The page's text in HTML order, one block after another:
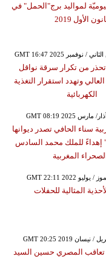
لمواليد برج"الحمل" في
الأول 2019
تحذر من تكرار سرقة نواقل
وتهدد استقرار التغذية
الكهربائية
سناء الحافي تصدر ديوانها
إهداءً للملك محمد السادس
المغربية
المثالية للحفلات
تعاقب المصري حسين السيد